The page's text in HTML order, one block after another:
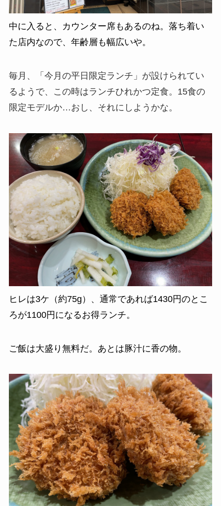
中に入ると、カウンター席もあるのね。落ち着い
た店内なので、 年齢層も幅広いや。
毎月、「今月の平日限定ランチ」が設けられてい
るようで、この時はランチひれかつ定食。15食の
限定モデルか…おし、それにしようかな。
ヒレは3ケ（約75g）、通常であれば1430円のとこ
ろが1100円になるお得ランチ。
ご飯は大盛り無料だ。あとは豚汁に香の物。